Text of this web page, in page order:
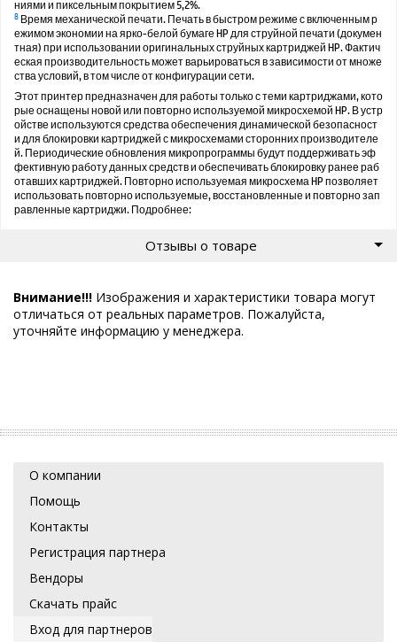
ниями и пиксельным покрытием 5,2%.
8 Время механической печати. Печать в быстром режиме с включенным р
ежимом экономии на ярко-белой бумаге HP для струйной печати (докумен
тная) при использовании оригинальных струйных картриджей HP. Фактич
еская производительность может варьироваться в зависимости от множе
ства условий, в том числе от конфигурации сети.
Этот принтер предназначен для работы только с теми картриджами, кото
рые оснащены новой или повторно используемой микросхемой HP. В устр
ойстве используются средства обеспечения динамической безопасност
и для блокировки картриджей с микросхемами сторонних производителе
й. Периодические обновления микропрограммы будут поддерживать эф
фективную работу данных средств и обеспечивать блокировку ранее раб
отавших картриджей. Повторно используемая микросхема HP позволяет
использовать повторно используемые, восстановленные и повторно зап
равленные картриджи. Подробнее:
Отзывы о товаре
Внимание!!! Изображения и характеристики товара могут
отличаться от реальных параметров. Пожалуйста,
уточняйте информацию у менеджера.
О компании
Помощь
Контакты
Регистрация партнера
Вендоры
Скачать прайс
Вход для партнеров